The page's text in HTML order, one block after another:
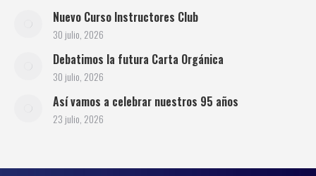
Nuevo Curso Instructores Club
30 julio, 2026
Debatimos la futura Carta Orgánica
30 julio, 2026
Así vamos a celebrar nuestros 95 años
23 julio, 2026